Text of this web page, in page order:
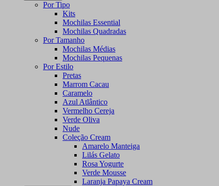
Por Tipo
Kits
Mochilas Essential
Mochilas Quadradas
Por Tamanho
Mochilas Médias
Mochilas Pequenas
Por Estilo
Pretas
Marrom Cacau
Caramelo
Azul Atlântico
Vermelho Cereja
Verde Oliva
Nude
Coleção Cream
Amarelo Manteiga
Lilás Gelato
Rosa Yogurte
Verde Mousse
Laranja Papaya Cream